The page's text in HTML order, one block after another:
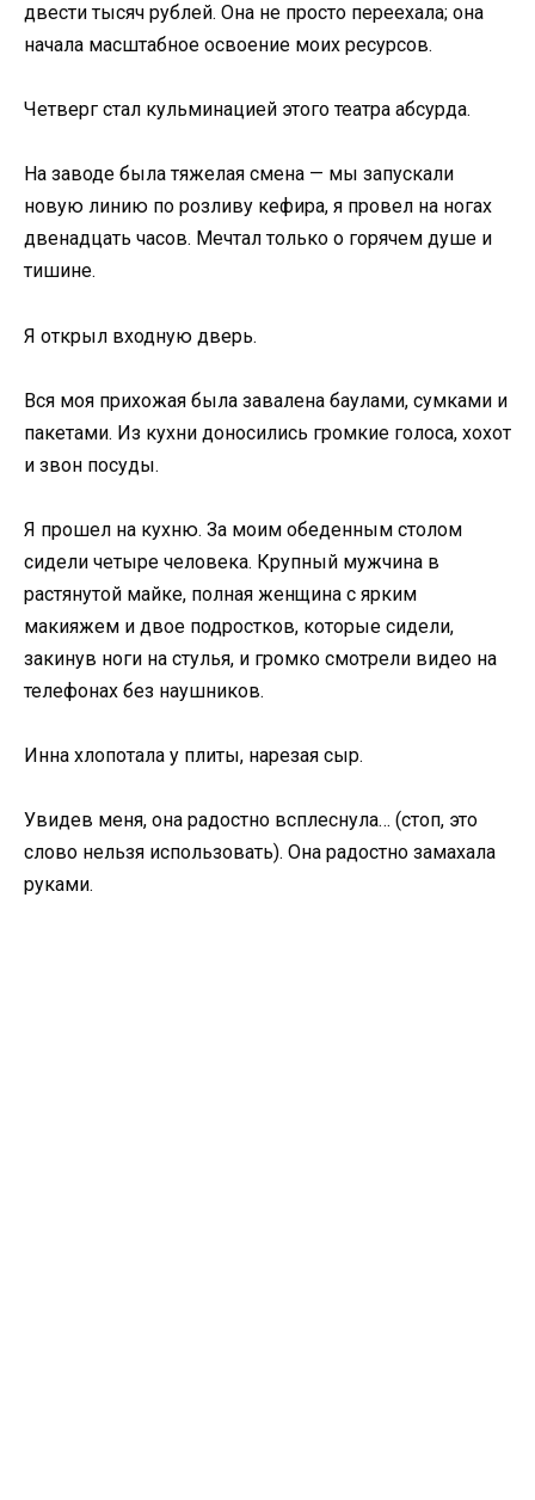
двести тысяч рублей. Она не просто переехала; она
начала масштабное освоение моих ресурсов.
Четверг стал кульминацией этого театра абсурда.
На заводе была тяжелая смена — мы запускали
новую линию по розливу кефира, я провел на ногах
двенадцать часов. Мечтал только о горячем душе и
тишине.
Я открыл входную дверь.
Вся моя прихожая была завалена баулами, сумками и
пакетами. Из кухни доносились громкие голоса, хохот
и звон посуды.
Я прошел на кухню. За моим обеденным столом
сидели четыре человека. Крупный мужчина в
растянутой майке, полная женщина с ярким
макияжем и двое подростков, которые сидели,
закинув ноги на стулья, и громко смотрели видео на
телефонах без наушников.
Инна хлопотала у плиты, нарезая сыр.
Увидев меня, она радостно всплеснула… (стоп, это
слово нельзя использовать). Она радостно замахала
руками.